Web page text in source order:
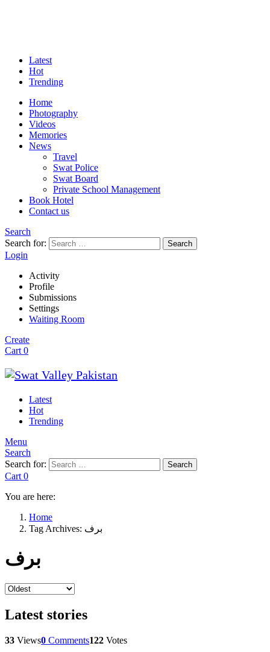
Latest
Hot
Trending
Home
Photography
Videos
Memories
News
Travel
Swat Police
Swat Board
Private School Management
Book Hotel
Contact us
Search
Search for:
Search
Login
Activity
Profile
Submissions
Settings
Waiting Room
Create
Cart 0
Latest
Hot
Trending
Menu
Search
Search for:
Search
Cart 0
You are here:
Home
Tag Archives: برف
برف
Latest stories
33 Views0 Comments122 Votes